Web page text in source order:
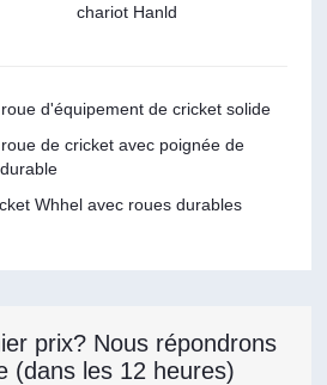
chariot Hanld
d'équipement de cricket solide
de cricket avec poignée de
Whhel avec roues durables
prix? Nous répondrons
(dans les 12 heures)